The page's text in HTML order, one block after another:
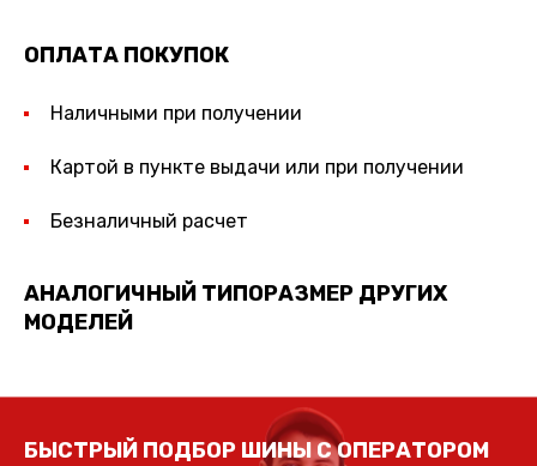
ОПЛАТА ПОКУПОК
Наличными при получении
Картой в пункте выдачи или при получении
Безналичный расчет
АНАЛОГИЧНЫЙ ТИПОРАЗМЕР ДРУГИХ
МОДЕЛЕЙ
БЫСТРЫЙ ПОДБОР ШИНЫ С ОПЕРАТОРОМ